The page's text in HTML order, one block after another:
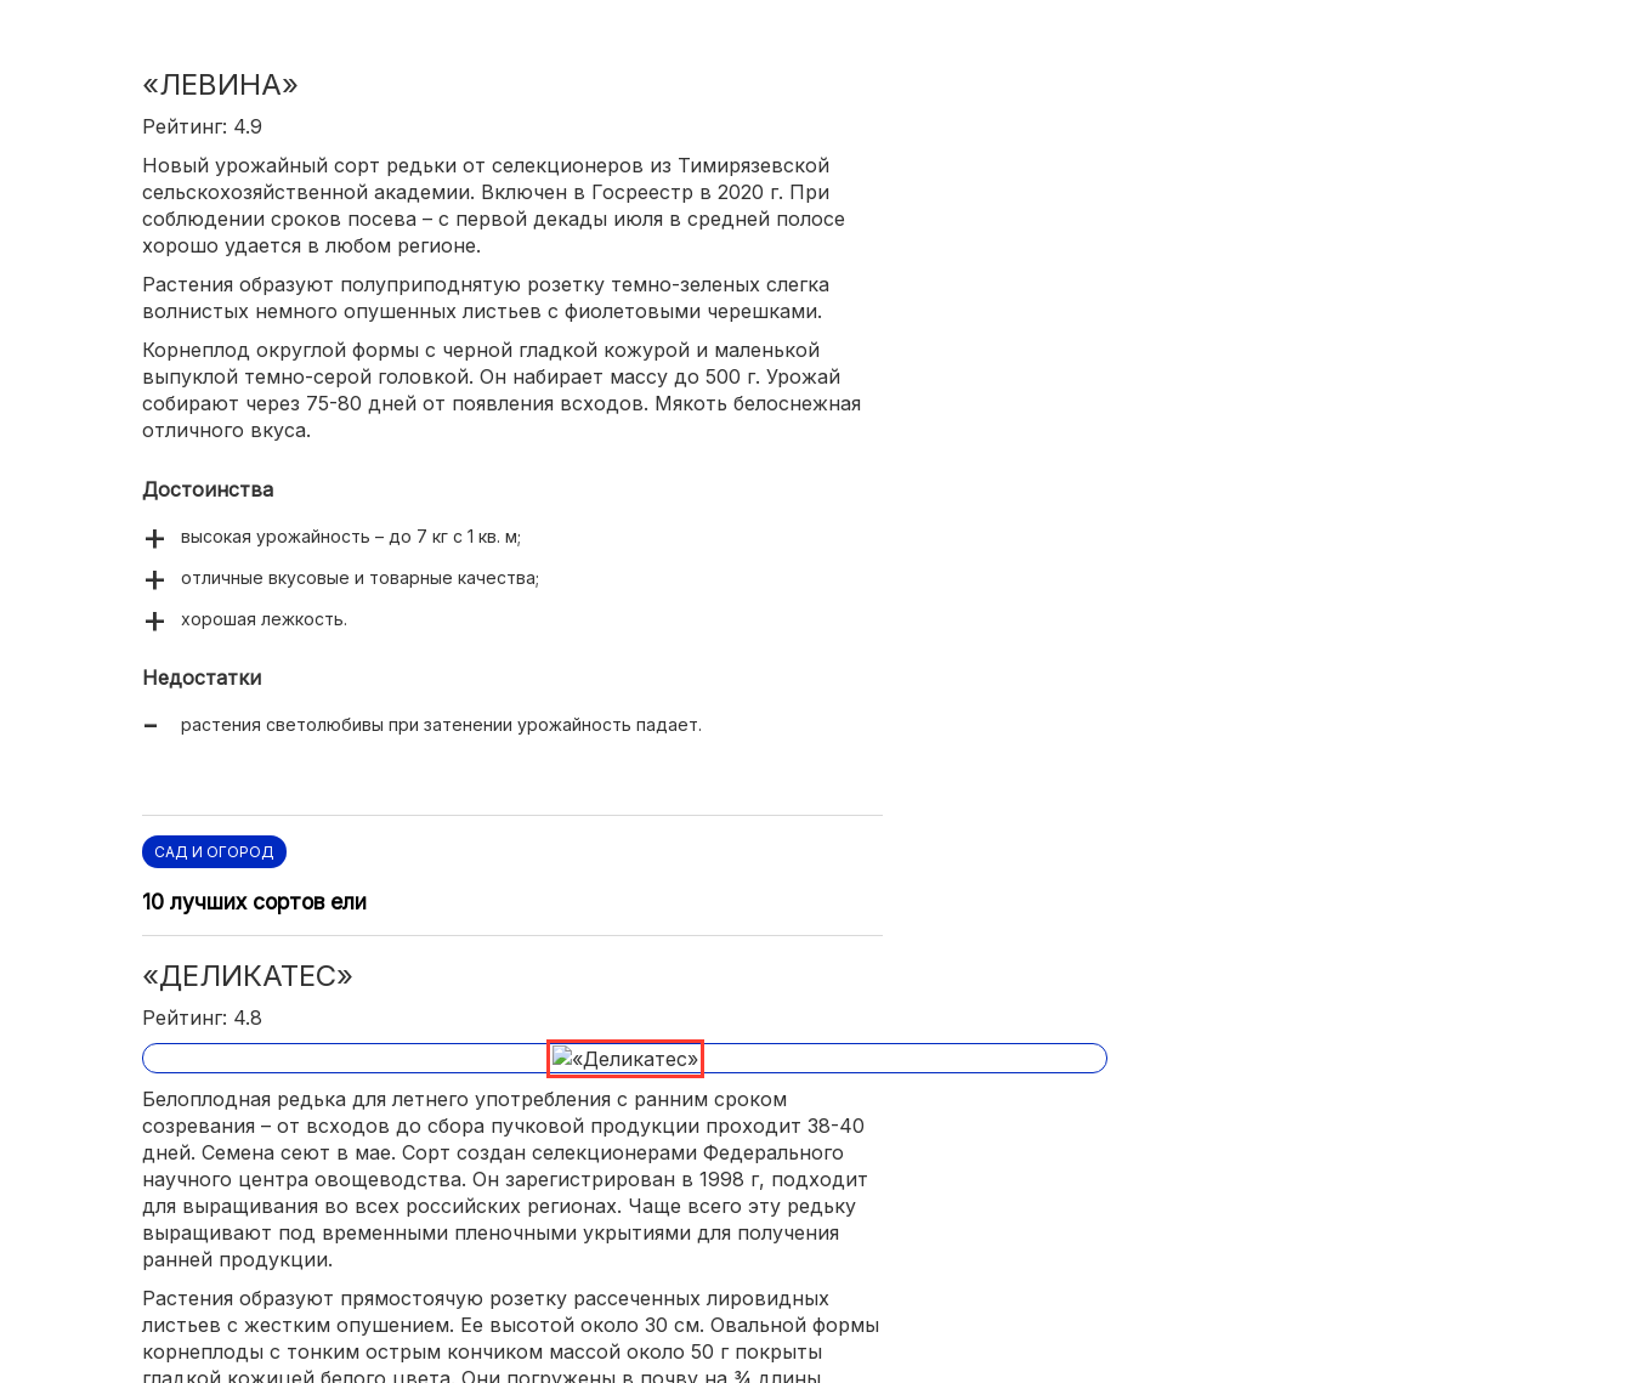
«ЛЕВИНА»
Рейтинг: 4.9
Новый урожайный сорт редьки от селекционеров из Тимирязевской
сельскохозяйственной академии. Включен в Госреестр в 2020 г. При
соблюдении сроков посева – с первой декады июля в средней полосе
хорошо удается в любом регионе.
Растения образуют полуприподнятую розетку темно-зеленых слегка
волнистых немного опушенных листьев с фиолетовыми черешками.
Корнеплод округлой формы с черной гладкой кожурой и маленькой
выпуклой темно-серой головкой. Он набирает массу до 500 г. Урожай
собирают через 75-80 дней от появления всходов. Мякоть белоснежная
отличного вкуса.
Достоинства
высокая урожайность – до 7 кг с 1 кв. м;
отличные вкусовые и товарные качества;
хорошая лежкость.
Недостатки
растения светолюбивы при затенении урожайность падает.
САД И ОГОРОД
10 лучших сортов ели
«ДЕЛИКАТЕС»
Рейтинг: 4.8
Белоплодная редька для летнего употребления с ранним сроком
созревания – от всходов до сбора пучковой продукции проходит 38-40
дней. Семена сеют в мае. Сорт создан селекционерами Федерального
научного центра овощеводства. Он зарегистрирован в 1998 г, подходит
для выращивания во всех российских регионах. Чаще всего эту редьку
выращивают под временными пленочными укрытиями для получения
ранней продукции.
Растения образуют прямостоячую розетку рассеченных лировидных
листьев с жестким опушением. Ее высотой около 30 см. Овальной формы
корнеплоды с тонким острым кончиком массой около 50 г покрыты